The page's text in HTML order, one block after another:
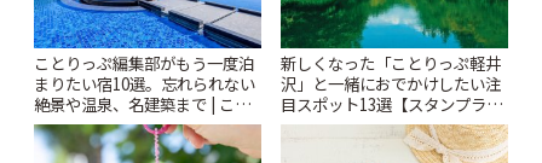
ことりっぷ編集部がもう一度泊
まりたい宿10選。忘れられない
絶景や温泉、名建築まで | こと
りっぷ
新しくなった「ことりっぷ軽井
沢」と一緒におでかけしたい注
目スポット13選【スタンプラリ
ー開催中】 | ことりっぷ